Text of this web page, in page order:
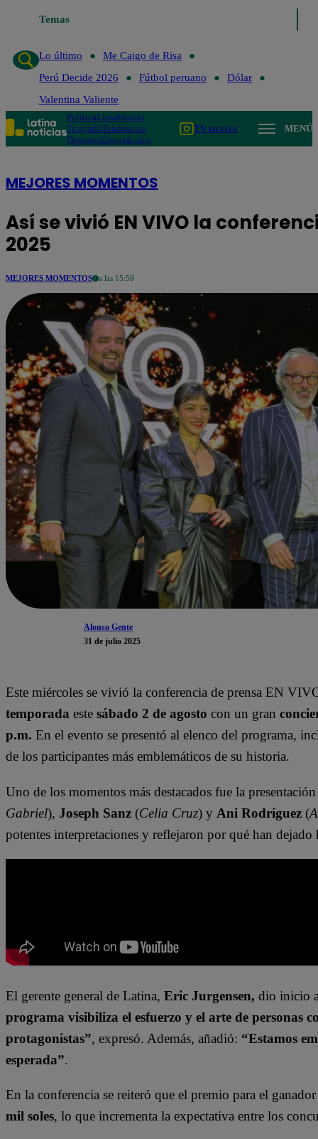
Temas
Lo último
Me Caigo de Risa
Perú Decide 2026
Fútbol peruano
Dólar
Valentina Valiente
PolíticaLimaMundo
Te ayudoTendencias
DeportesEspectáculos
TV en vivo MENÚ
MEJORES MOMENTOS
Así se vivió EN VIVO la
2025
MEJORES MOMENTOS a las 15:59
Alonso Gente
31 de julio 2025
Este miércoles se vivió la conferencia de prensa EN
temporada este sábado 2 de agosto con un gran
p.m. En el evento se presentó al elenco del programa,
de los participantes más emblemáticos de su historia.
Uno de los momentos más destacados fue la
Gabriel), Joseph Sanz (Celia Cruz) y Ani Rodríguez (
potentes interpretaciones y reflejaron por qué han dejado
El gerente general de Latina, Eric Jurgensen, dio inicio
programa visibiliza el esfuerzo y el arte de personas
protagonistas”, expresó. Además, añadió: “Estamos
esperada”.
En la conferencia se reiteró que el premio para el
mil soles, lo que incrementa la expectativa entre los